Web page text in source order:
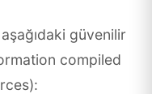
güvenilir
compiled